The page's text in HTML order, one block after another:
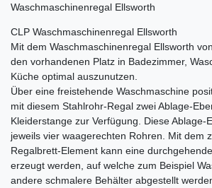
Waschmaschinenregal Ellsworth
CLP Waschmaschinenregal Ellsworth
Mit dem Waschmaschinenregal Ellsworth
den vorhandenen Platz in Badezimmer,
Küche optimal auszunutzen.
Über eine freistehende Waschmaschine
mit diesem Stahlrohr-Regal zwei Ablage-
Kleiderstange zur Verfügung. Diese Ablage-
jeweils vier waagerechten Rohren. Mit dem
Regalbrett-Element kann eine
erzeugt werden, auf welche zum Beispiel
andere schmalere Behälter abgestellt